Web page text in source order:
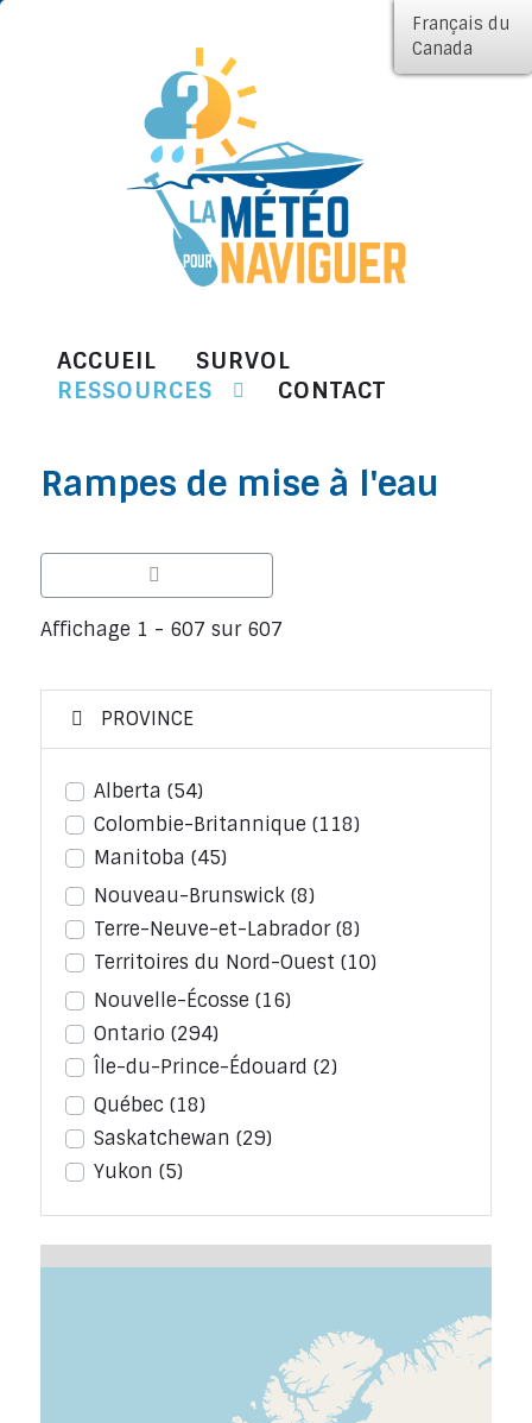
ACCUEIL
SURVOL
RESSOURCES
CONTACT
Rampes de mise à l'eau
Affichage 1 - 607 sur 607
PROVINCE
Alberta (54)
Colombie-Britannique (118)
Manitoba (45)
Nouveau-Brunswick (8)
Terre-Neuve-et-Labrador(8)
Territoires du Nord-Ouest (10)
Nouvelle-Écosse (16)
Ontario (294)
Île-du-Prince-Édouard (2)
Québec (18)
Saskatchewan (29)
Yukon (5)
Français du
Canada